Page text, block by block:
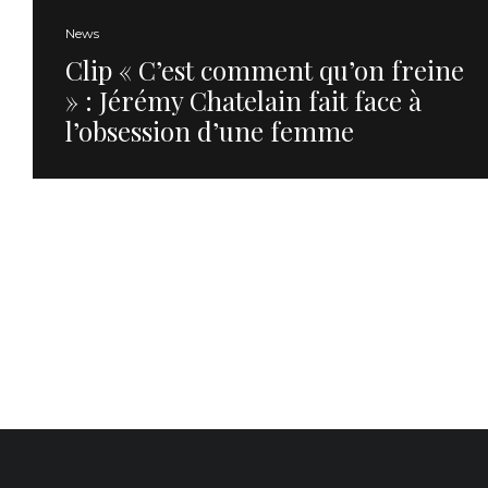
News
Clip « C’est comment qu’on freine
» : Jérémy Chatelain fait face à
l’obsession d’une femme